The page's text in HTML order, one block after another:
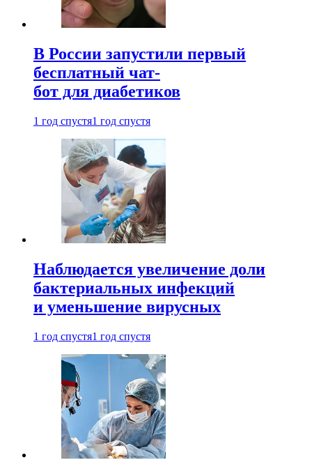
В России запустили первый
бесплатный чат-
бот для диабетиков
1 год спустя1 год спустя
Наблюдается увеличение доли
бактериальных инфекций
и уменьшение вирусных
1 год спустя1 год спустя